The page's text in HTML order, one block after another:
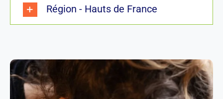
Région - Hauts de France